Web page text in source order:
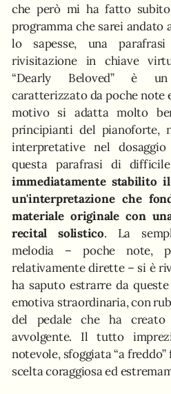
che però mi ha fatto
programma che sarei andato
lo sapesse, una
rivisitazione in chiave
“Dearly Beloved” è
caratterizzato da poche note
motivo si adatta molto
principianti del pianoforte,
interpretative nel
questa parafrasi di
immediatamente stabilito
un'interpretazione che
materiale originale con
recital solistico. La
melodia – poche note,
relativamente dirette – si è
ha saputo estrarre da
emotiva straordinaria, con
del pedale che ha creato
avvolgente. Il tutto
notevole, sfoggiata “a
scelta coraggiosa ed